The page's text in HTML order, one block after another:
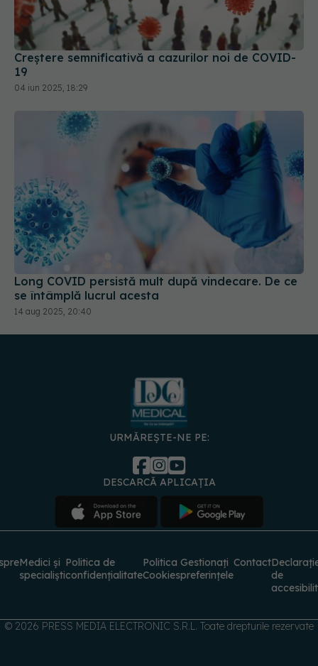
Creștere semnificativă a cazurilor noi de COVID-
19
04 iun 2025, 18:29
Long COVID persistă mult după vindecare. De ce
se întâmplă lucrul acesta
14 aug 2025, 20:40
URMĂREȘTE-NE PE:
DESCARCĂ APLICAȚIA
Medici și
specialiști
Politica de
confidențialitate
Politica
Cookies
Gestionați
preferințele
Contact
de
© 2026 PRESS MEDIA ELECTRONIC S.R.L. Toate drepturile rezervate